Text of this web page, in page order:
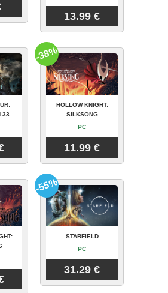
13.99 €
33
HOLLOW KNIGHT:
SILKSONG
PC
11.99 €
-38%
STARFIELD
PC
31.29 €
-55%